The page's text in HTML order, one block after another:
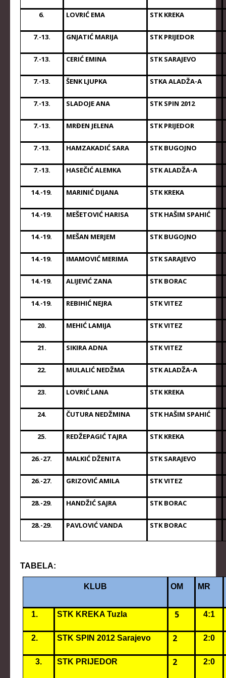
KLUBOVI
KONTAKT
LINKOVI
6. LOVRIĆ EMA STK KREKA
7.-13. GNJATIĆ MARIJA STK PRIJEDOR
7.-13. CERIĆ EMINA STK SARAJEVO
7.-13. ŠENK LJUPKA STKA ALADŽA-A
7.-13. SLADOJE ANA STK SPIN 2012
7.-13. MRĐEN JELENA STK PRIJEDOR
7.-13. HAMZAKADIĆ SARA STK BUGOJNO
7.-13. HASEČIĆ ALEMKA STK ALADŽA-A
14.-19. MARINIĆ DIJANA STK KREKA
14.-19. MEŠETOVIĆ HARISA STK HAŠIM SPAHIĆ
14.-19. MEŠAN MERJEM STK BUGOJNO
14.-19. IMAMOVIĆ MERIMA STK SARAJEVO
14.-19. ALIJEVIĆ ZANA STK BORAC
14.-19. REBIHIĆ NEJRA STK VITEZ
20. MEHIĆ LAMIJA STK VITEZ
21. SIKIRA ADNA STK VITEZ
22. MULALIĆ NEDŽMA STK ALADŽA-A
23. LOVRIĆ LANA STK KREKA
24. ČUTURA NEDŽMINA STK HAŠIM SPAHIĆ
25. REDŽEPAGIĆ TAJRA STK KREKA
26.-27. MALKIĆ DŽENITA STK SARAJEVO
26.-27. GRIZOVIĆ AMILA STK VITEZ
28.-29. HANDŽIĆ SAJRA STK BORAC
28.-29. PAVLOVIĆ VANDA STK BORAC
TABELA:
KLUB OM MR
1. STK KREKA Tuzla 5 4:1
2. STK SPIN 2012 Sarajevo 2 2:0
3. STK PRIJEDOR 2 2:0